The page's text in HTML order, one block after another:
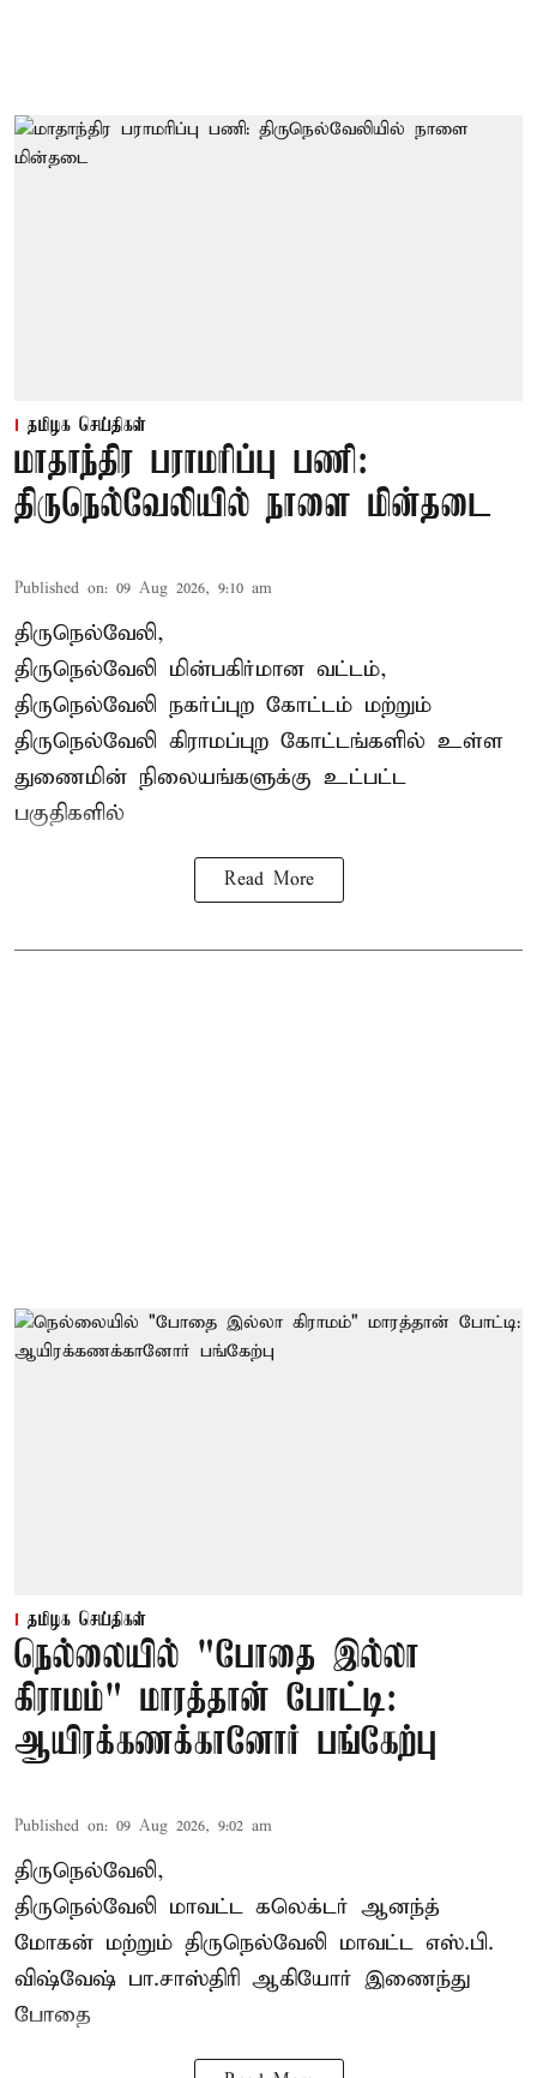
தமிழக செய்திகள்
மாதாந்திர பராமரிப்பு பணி:
திருநெல்வேலியில் நாளை மின்தடை
Published on: 09 Aug 2026, 9:10 am
திருநெல்வேலி,
திருநெல்வேலி மின்பகிர்மான வட்டம்,
திருநெல்வேலி நகர்ப்புற கோட்டம் மற்றும்
திருநெல்வேலி கிராமப்புற கோட்டங்களில் உள்ள
துணைமின் நிலையங்களுக்கு உட்பட்ட
பகுதிகளில்
Read More
தமிழக செய்திகள்
நெல்லையில் "போதை இல்லா
கிராமம்" மாரத்தான் போட்டி:
ஆயிரக்கணக்கானோர் பங்கேற்பு
Published on: 09 Aug 2026, 9:02 am
திருநெல்வேலி,
திருநெல்வேலி மாவட்ட கலெக்டர் ஆனந்த்
மோகன் மற்றும் திருநெல்வேலி மாவட்ட எஸ்.பி.
விஷ்வேஷ் பா.சாஸ்திரி ஆகியோர் இணைந்து
போதை